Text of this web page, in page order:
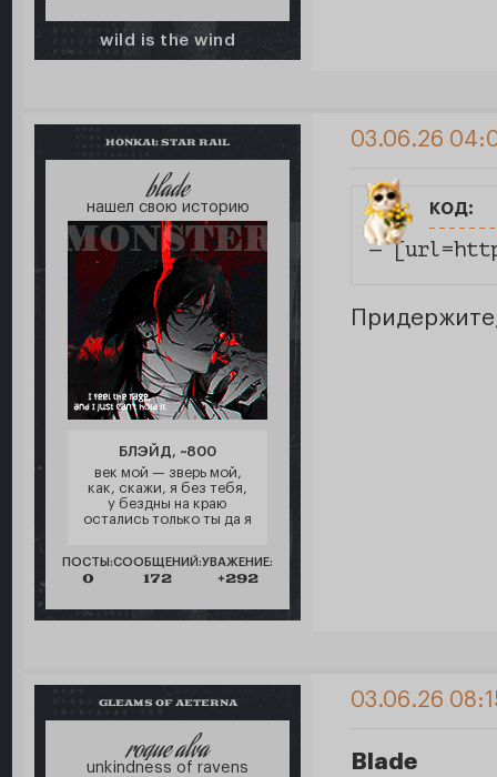
wild is the wind
HONKAI: STAR RAIL
blade
нашел свою историю
БЛЭЙД, ~800
век мой — зверь мой,
как, скажи, я без тебя,
у бездны на краю
остались только ты да я
ПОСТЫ:
0
СООБЩЕНИЙ:
172
УВАЖЕНИЕ:
+292
03.06.26
код:
—
GLEAMS OF AETERNA
roque alva
unkindness of ravens
03.06.26
Blade